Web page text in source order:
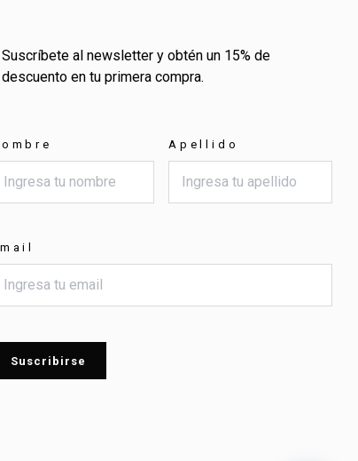
Suscríbete al newsletter y obtén un 15% de
descuento en tu primera compra.
Apellido
Suscribirse